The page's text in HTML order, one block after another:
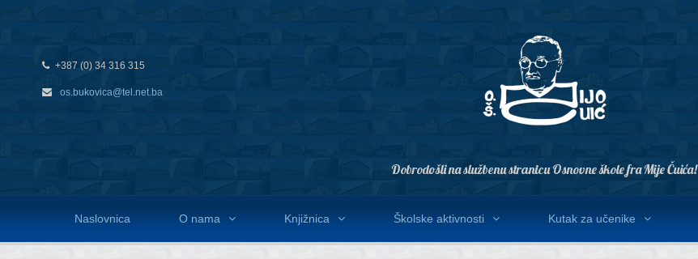
+387 (0) 34 316 315
os.bukovica@tel.net.ba
Dobrodošli na službenu stranicu Osnovne škole fra Mije Čuića!
Naslovnica O nama Knjižnica Školske aktivnosti Kutak za učenike